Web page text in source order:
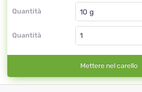
Quantità
Globuli
Quantità
Mettere nel carello